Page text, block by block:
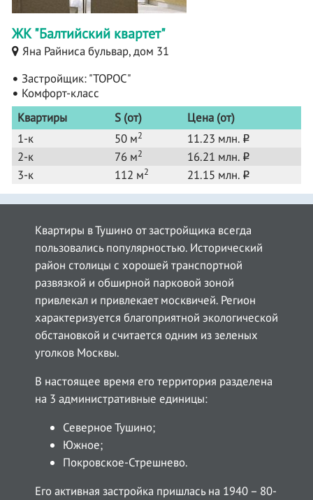
ЖК "Балтийский квартет"
Яна Райниса бульвар, дом 31
Застройщик: "ТОРОС"
Комфорт-класс
Квартиры
S (от)
Цена (от)
1-к
50 м2 11.23 млн. o
2-к 76 м2 16.21 млн. o
3-к 112 м2 21.15 млн. o
Квартиры в Тушино от застройщика всегда
пользовались популярностью. Исторический
район столицы с хорошей транспортной
развязкой и обширной парковой зоной
привлекал и привлекает москвичей. Регион
характеризуется благоприятной экологической
обстановкой и считается одним из зеленых
уголков Москвы.
В настоящее время его территория разделена
на 3 административные единицы:
Северное Тушино;
Южное;
Покровское-Стрешнево.
Его активная застройка пришлась на 1940 – 80-